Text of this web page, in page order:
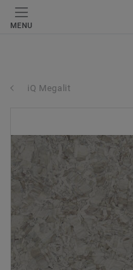
MENU
iQ Megalit